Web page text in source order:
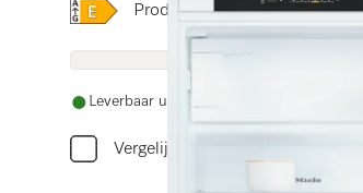
Online Label Flag, Energielabel
Productinformatieblad
Leverbaar uit voorraad met gratis levering
Vergelijken